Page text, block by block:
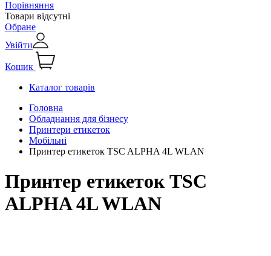
Порівняння
Товари відсутні
Обране
Увійти
Кошик
Каталог товарів
Головна
Обладнання для бізнесу
Принтери етикеток
Мобільні
Принтер етикеток TSC ALPHA 4L WLAN
Принтер етикеток TSC
ALPHA 4L WLAN